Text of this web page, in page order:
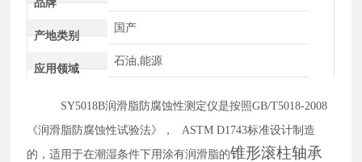
产地类别
国产
应用领域
石油,能源
SY5018B润滑脂防腐蚀性测定仪是按照GB/T5018-2008
《润滑脂防腐蚀性试验法》，
ASTM D1743标准设计制造
的，适用于在潮湿条件下用涂有润滑脂的锥形滚柱轴承